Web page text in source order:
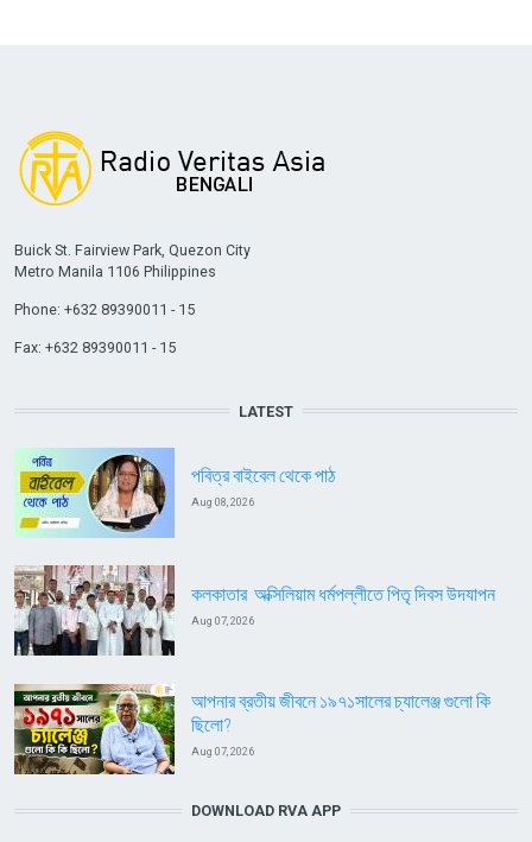
Buick St. Fairview Park, Quezon City
Metro Manila 1106 Philippines
Phone: +632 89390011 - 15
Fax: +632 89390011 - 15
LATEST
পবিত্র বাইবেল থেকে পাঠ
Aug 08, 2026
কলকাতার অক্সিলিয়াম ধর্মপল্লীতে পিতৃ দিবস উদযাপন
Aug 07, 2026
আপনার ব্রতীয় জীবনে ১৯৭১সালের চ্যালেঞ্জ গুলো কি
ছিলো?
Aug 07, 2026
DOWNLOAD RVA APP